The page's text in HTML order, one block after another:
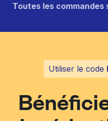
Toutes les
Utiliser le code